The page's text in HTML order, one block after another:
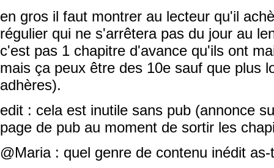
en gros il faut montrer au lecteur qu'il
régulier qui ne s'arrêtera pas du jour au
c'est pas 1 chapitre d'avance qu'ils ont
mais ça peux être des 10e sauf que plus
adhères).
edit : cela est inutile sans pub (annonce
page de pub au moment de sortir les
@Maria : quel genre de contenu inédit